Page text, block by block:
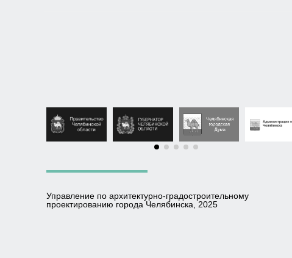
Управление по архитектурно-градостроительному
проектированию города Челябинска, 2025